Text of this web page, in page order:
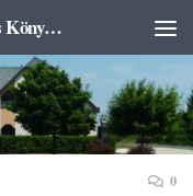
Tát Város Önkormányzat Kultúrház és Könyvtár
0